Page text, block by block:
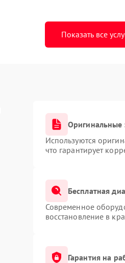
Показать все
Оригинальные
Используются
что гарантирует
Бесплатная
Современное
восстановление в
Гарантия на